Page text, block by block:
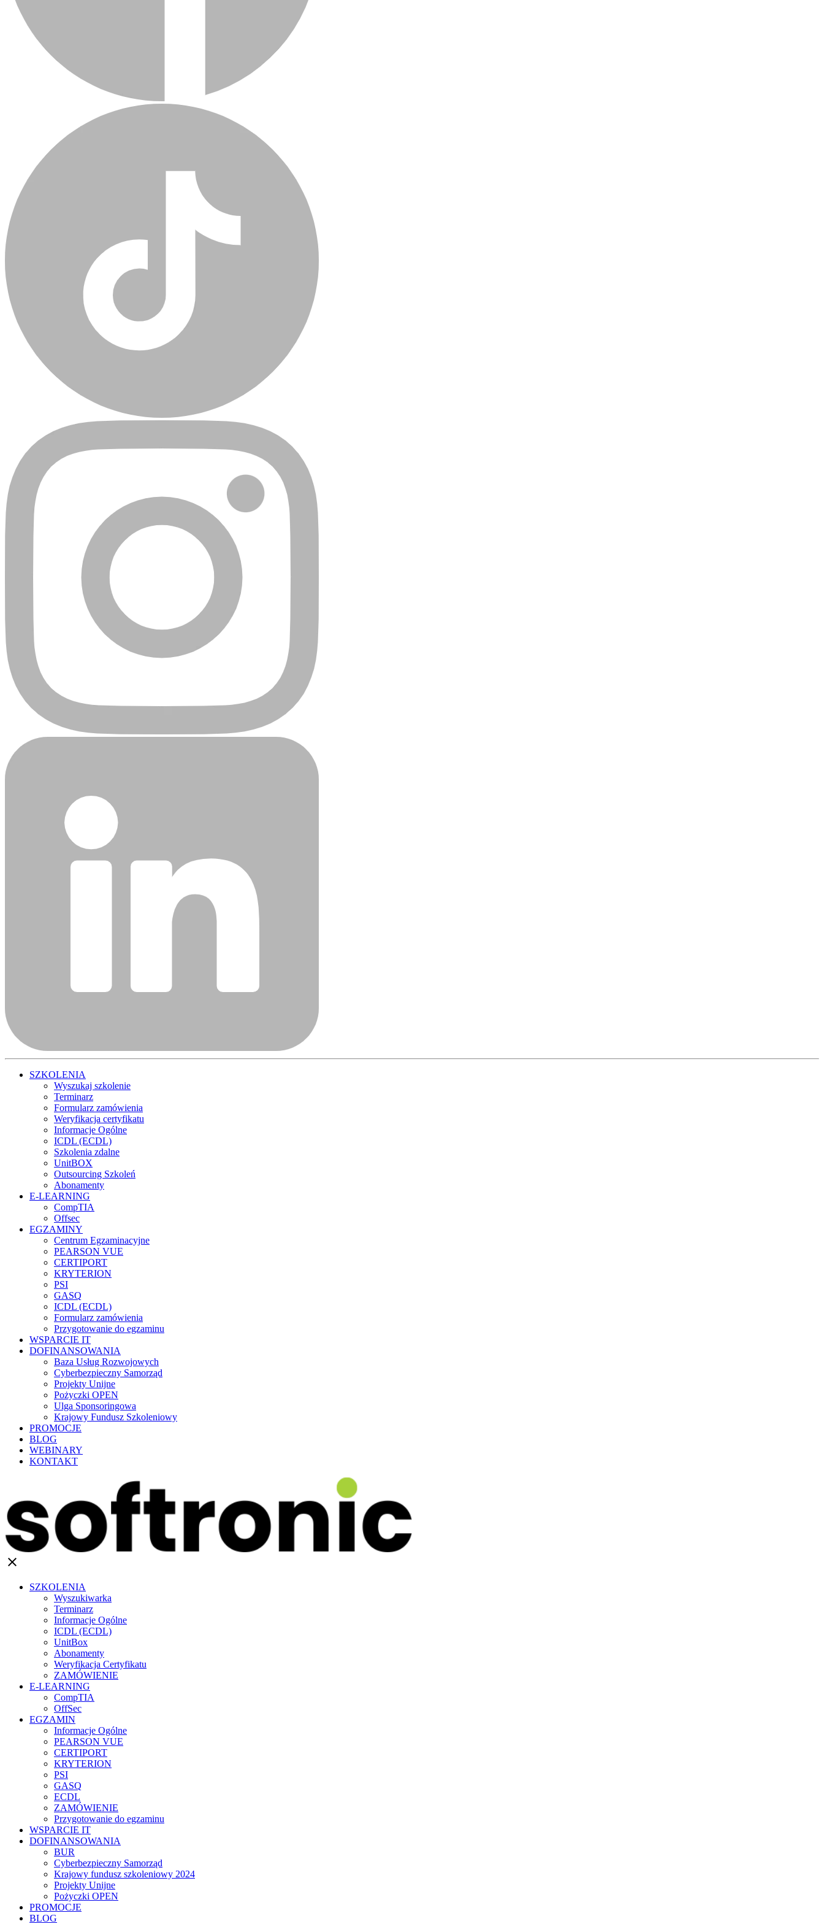
SZKOLENIA
Wyszukaj szkolenie
Terminarz
Formularz zamówienia
Weryfikacja certyfikatu
Informacje Ogólne
ICDL (ECDL)
Szkolenia zdalne
UnitBOX
Outsourcing Szkoleń
Abonamenty
E-LEARNING
CompTIA
Offsec
EGZAMINY
Centrum Egzaminacyjne
PEARSON VUE
CERTIPORT
KRYTERION
PSI
GASQ
ICDL (ECDL)
Formularz zamówienia
Przygotowanie do egzaminu
WSPARCIE IT
DOFINANSOWANIA
Baza Usług Rozwojowych
Cyberbezpieczny Samorząd
Projekty Unijne
Pożyczki OPEN
Ulga Sponsoringowa
Krajowy Fundusz Szkoleniowy
PROMOCJE
BLOG
WEBINARY
KONTAKT
clear
SZKOLENIA
Wyszukiwarka
Terminarz
Informacje Ogólne
ICDL (ECDL)
UnitBox
Abonamenty
Weryfikacja Certyfikatu
ZAMÓWIENIE
E-LEARNING
CompTIA
OffSec
EGZAMIN
Informacje Ogólne
PEARSON VUE
CERTIPORT
KRYTERION
PSI
GASQ
ECDL
ZAMÓWIENIE
Przygotowanie do egzaminu
WSPARCIE IT
DOFINANSOWANIA
BUR
Cyberbezpieczny Samorząd
Krajowy fundusz szkoleniowy 2024
Projekty Unijne
Pożyczki OPEN
PROMOCJE
BLOG